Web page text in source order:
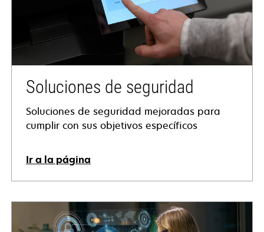
Soluciones de seguridad
Soluciones de seguridad mejoradas para
cumplir con sus objetivos específicos
Ir a la página